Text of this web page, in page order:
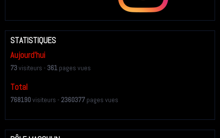
STATISTIQUES
Aujourd'hui
73visiteurs -361 pages vues
Total
768190visiteurs -2360377 pages vues